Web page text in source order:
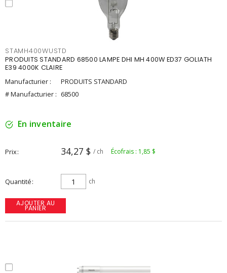
STAMH400WUSTD
PRODUITS STANDARD 68500 LAMPE DHI MH 400W ED37 GOLIATH
E39 4000K CLAIRE
Manufacturier :
PRODUITS STANDARD
# Manufacturier : 68500
En inventaire
Prix 34,27 $ / ch Écofrais : 1,85 $
Quantité ch
AJOUTER AU
PANIER